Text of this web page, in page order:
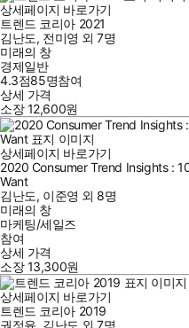
상세페이지 바로가기
트렌드 코리아 2021
김난도, 전미영 외7명
미래의 창
경제일반
4.3점85명참여
상세 가격
소장12,600원
상세페이지 바로가기
2020 Consumer Trend Insights :
Want
김난도, 이준영 외 8명
미래의 창
마케팅/세일즈
참여
상세 가격
소장13,300원
상세페이지 바로가기
트렌드 코리아 2019
권정윤, 김난도 외7명